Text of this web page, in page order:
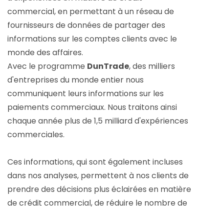
commercial, en permettant à un réseau de
fournisseurs de données de partager des
informations sur les comptes clients avec le
monde des affaires.
Avec le programme DunTrade, des milliers
d'entreprises du monde entier nous
communiquent leurs informations sur les
paiements commerciaux. Nous traitons ainsi
chaque année plus de 1,5 milliard d'expériences
commerciales.
Ces informations, qui sont également incluses
dans nos analyses, permettent à nos clients de
prendre des décisions plus éclairées en matière
de crédit commercial, de réduire le nombre de